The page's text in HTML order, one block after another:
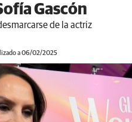
Gascón
de la actriz
a 06/02/2025